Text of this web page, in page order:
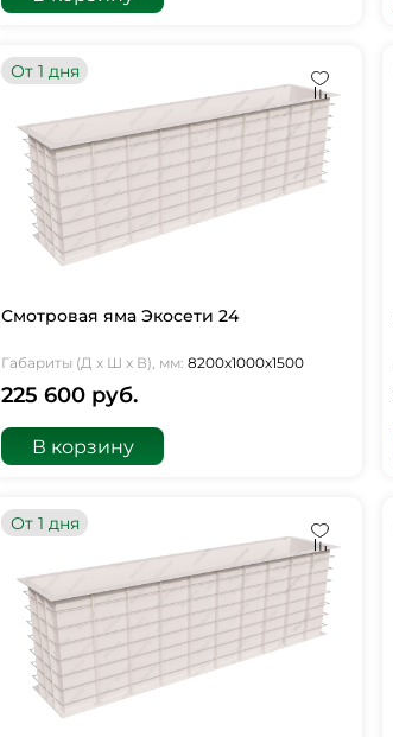
От 1 дня
Смотровая яма Экосети 24
Габариты (Д х Ш х В), мм: 8200х1000х1500
225 600 руб.
В корзину
От 1 дня